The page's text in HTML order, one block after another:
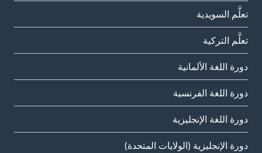
تعلَّم السويدية
تعلَّم التركية
دورة اللغة الألمانية
دورة اللغة الفرنسية
دورة اللغة الإنجليزية
دورة الإنجليزية (الولايات المتحدة)